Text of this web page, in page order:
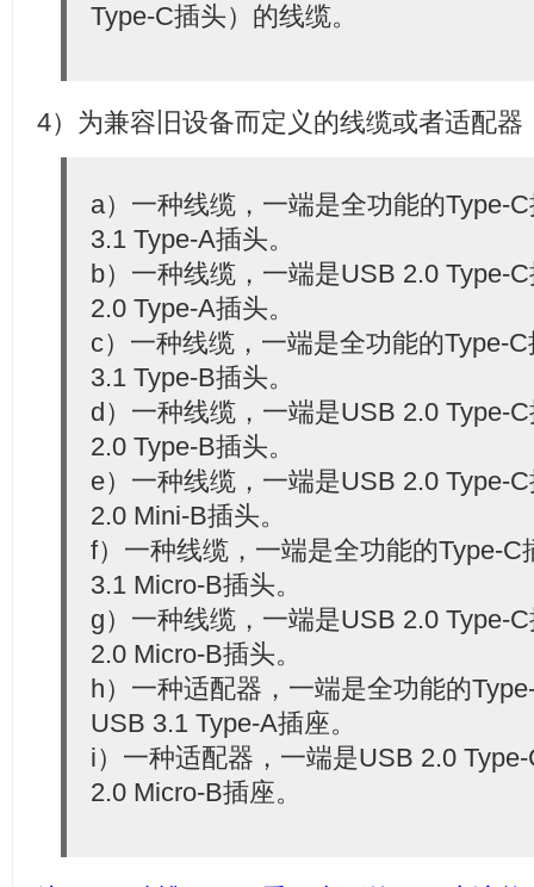
Type-C插头）的线缆。
4）为兼容旧设备而定义的线缆或者适配器
a）一种线缆，一端是全功能的Type-
3.1 Type-A插头。
b）一种线缆，一端是USB 2.0 Type-
2.0 Type-A插头。
c）一种线缆，一端是全功能的Type-
3.1 Type-B插头。
d）一种线缆，一端是USB 2.0 Type-
2.0 Type-B插头。
e）一种线缆，一端是USB 2.0 Type-
2.0 Mini-B插头。
f）一种线缆，一端是全功能的Type-
3.1 Micro-B插头。
g）一种线缆，一端是USB 2.0 Type-
2.0 Micro-B插头。
h）一种适配器，一端是全功能的
USB 3.1 Type-A插座。
i）一种适配器，一端是USB 2.0
2.0 Micro-B插座。